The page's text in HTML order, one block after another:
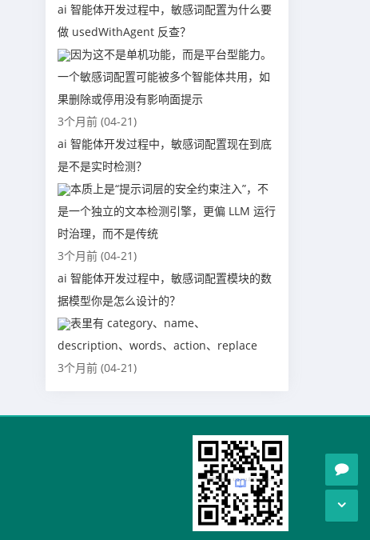
ai 智能体开发过程中，敏感词配置为什么要
做 usedWithAgent 反查？
因为这不是单机功能，而是平台型能力。
一个敏感词配置可能被多个智能体共用，如
果删除或停用没有影响面提示
3个月前 (04-21)
ai 智能体开发过程中，敏感词配置现在到底
是不是实时检测？
本质上是“提示词层的安全约束注入”，不
是一个独立的文本检测引擎，更偏 LLM 运行
时治理，而不是传统
3个月前 (04-21)
ai 智能体开发过程中，敏感词配置模块的数
据模型你是怎么设计的？
表里有 category、name、
description、words、action、replace
3个月前 (04-21)